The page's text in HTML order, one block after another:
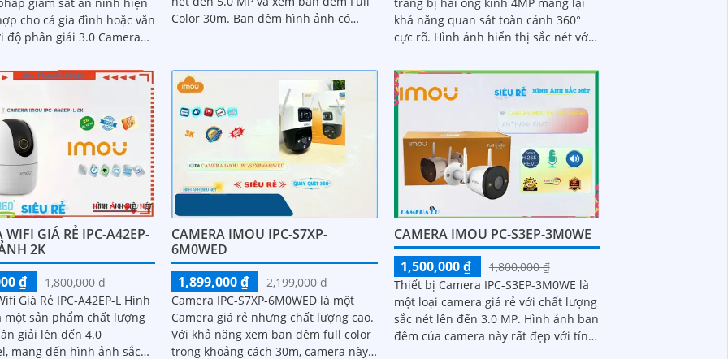
cho cả gia đình hoặc văn
độ phân giải 3.0 Camera
AI deep learning phân
& phương tiện
Color 30m. Ban đêm hình ảnh có
khả năng quan sát toàn cảnh 360°
cực rõ. Hình ảnh hiển thị sắc nét với
ngang 355° và dọc 90°
WIFI GIÁ RẺ IPC-A42EP-
2K
₫
1,800,000 ₫
Giá Rẻ IPC-A42EP-L Hình
một sản phẩm chất lượng
giải lên đến 4.0
mang đến hình ảnh sắc
CAMERA IMOU IPC-S7XP-
6M0WED
1,899,000 ₫
2,199,000 ₫
Camera IPC-S7XP-6M0WED là một
Camera giá rẻ nhưng chất lượng cao.
Với khả năng xem ban đêm full color
trong khoảng cách 30m, camera này
CAMERA IMOU PC-S3EP-3M0WE
1,500,000 ₫
1,800,000 ₫
Thiết bị Camera IPC-S3EP-3M0WE là
một loại camera giá rẻ với chất lượng
sắc nét lên đến 3.0 MP. Hình ảnh ban
đêm của camera này rất đẹp với tính